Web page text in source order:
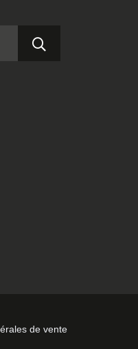
de vente